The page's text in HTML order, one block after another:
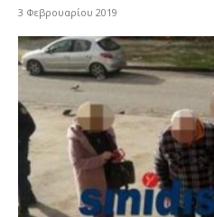
3 Φεβρουαρίου 2019